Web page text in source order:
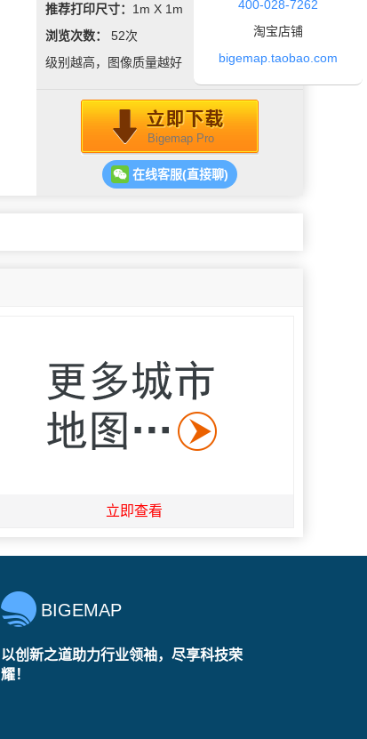
推荐打印尺寸： 1m X 1m
浏览次数： 52次
级别越高，图像质量越好
Bigemap Pro
在线客服(直接聊)
立即查看
BIGEMAP
以创新之道助力行业领袖，尽享科技荣
耀！
400-028-7262
淘宝店铺
bigemap.taobao.com